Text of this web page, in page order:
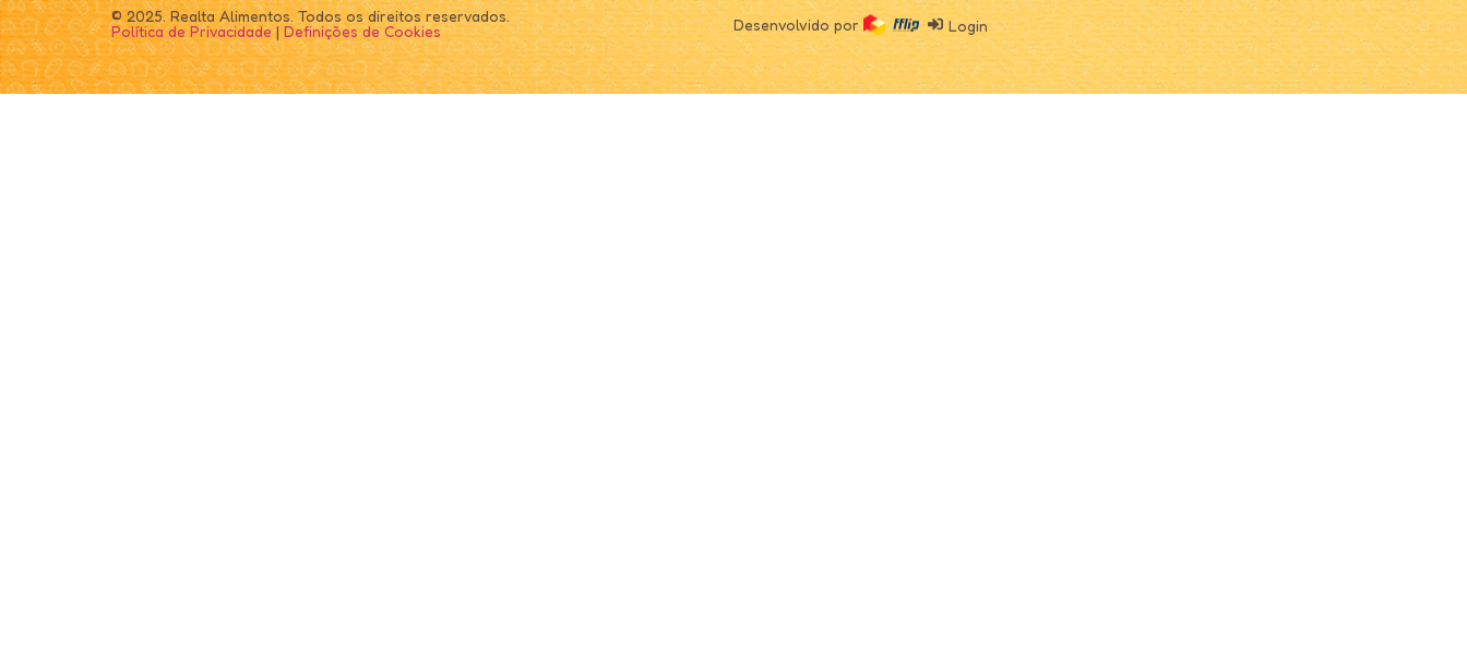
© 2025. Realta Alimentos. Todos os direitos reservados.
Política de Privacidade|Definições de Cookies Desenvolvido por Login